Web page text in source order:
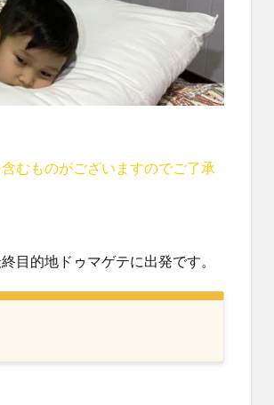
むものがございますのでご了承
目的地ドゥマゲテに出発です。